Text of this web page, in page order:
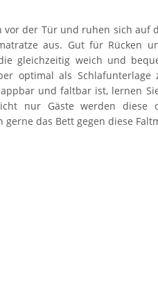
vor der Tür und ruhen sich auf
aus. Gut für Rücken
gleichzeitig weich und
optimal als
und faltbar ist, lernen
nur Gäste werden diese
das Bett gegen diese